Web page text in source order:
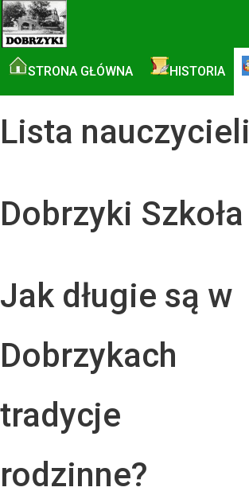
STRONA GŁÓWNA HISTORIA
Lista nauczycieli
Dobrzyki Szkoła
Jak długie są w
Dobrzykach
tradycje
rodzinne?